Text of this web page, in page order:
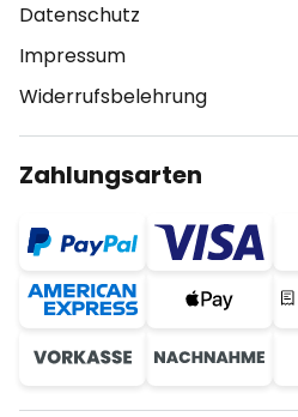
Datenschutz
Impressum
Widerrufsbelehrung
Zahlungsarten